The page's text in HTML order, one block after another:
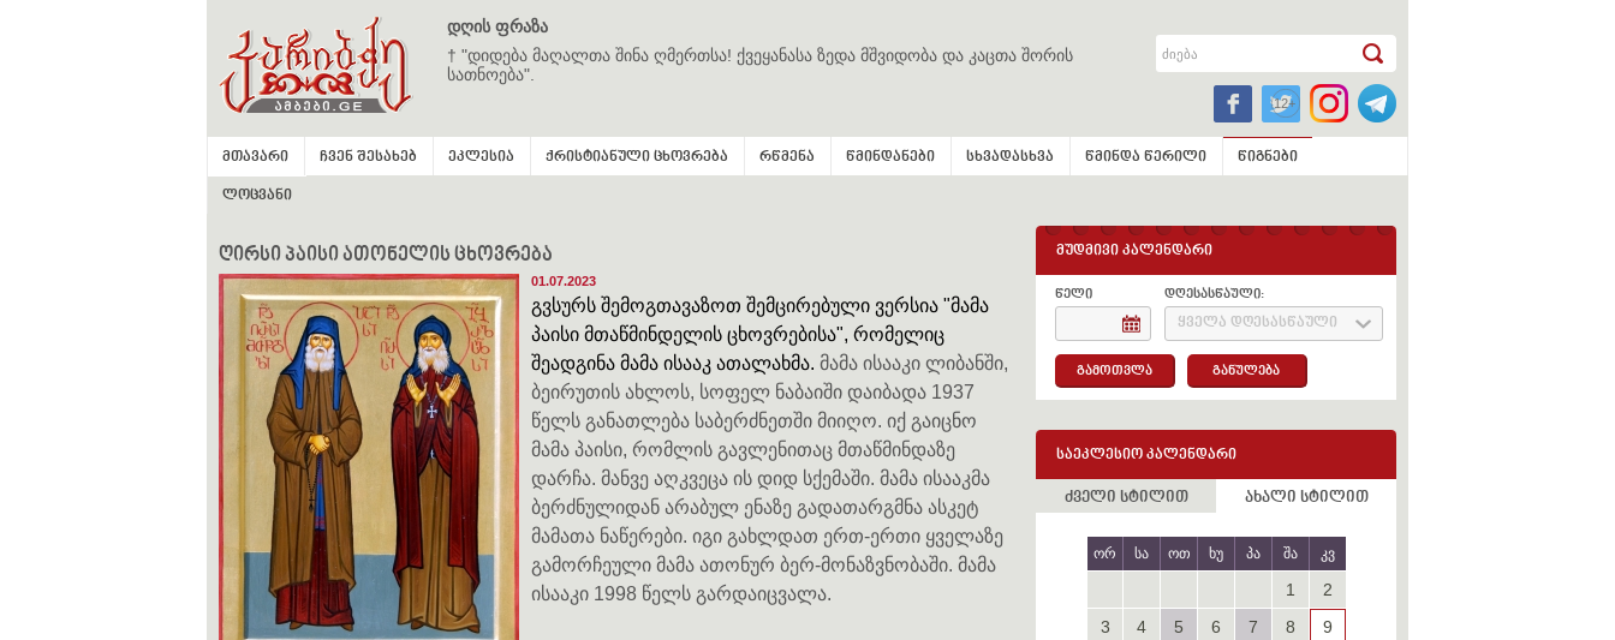
დღის ფრაზა
† "დიდება მაღალთა შინა ღმერთსა! ქვეყანასა ზედა მშვიდობა და კაცთა შორის
სათნოება".
მთავარი ჩვენ შესახებ ეკლესია ქრისტიანული ცხოვრება რწმენა წმინდანები სხვადასხვა წმინდა წერილი წიგნები
ლოცვანი
ღირსი პაისი ათონელის ცხოვრება
01.07.2023
გვსურს შემოგთავაზოთ შემცირებული ვერსია "მამა
პაისი მთაწმინდელის ცხოვრებისა", რომელიც
შეადგინა მამა ისააკ ათალახმა. მამა ისააკი ლიბანში,
ბეირუთის ახლოს, სოფელ ნაბაიში დაიბადა 1937
წელს განათლება საბერძნეთში მიიღო. იქ გაიცნო
მამა პაისი, რომლის გავლენითაც მთაწმინდაზე
დარჩა. მანვე აღკვეცა ის დიდ სქემაში. მამა ისააკმა
ბერძნულიდან არაბულ ენაზე გადათარგმნა ასკეტ
მამათა ნაწერები. იგი გახლდათ ერთ-ერთი ყველაზე
გამორჩეული მამა ათონურ ბერ-მონაზვნობაში. მამა
ისააკი 1998 წელს გარდაიცვალა.
მუდმივი კალენდარი
წელი დღესასწაული:
ყველა დღესასწაული
გამოთვლა განულება
საეკლესიო კალენდარი
ძველი სტილით ახალი სტილით
ორ სა ოთ ხუ პა შა კვ
1
2
3
4 5 6 7 8
9